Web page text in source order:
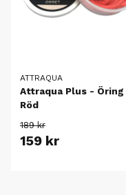
ATTRAQUA
Attraqua Plus - Öring
Röd
189 kr
159 kr